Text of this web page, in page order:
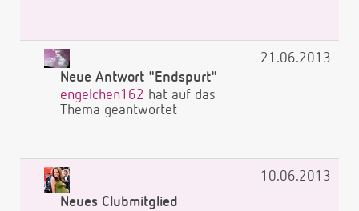
Neue Antwort "Endspurt"
engelchen162 hat auf das
Thema geantwortet
21.06.2013
Neues Clubmitglied
10.06.2013